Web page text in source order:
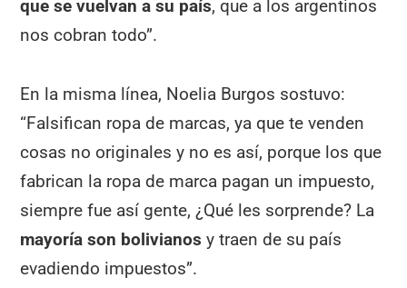
que se vuelvan a su país, que a los argentinos
nos cobran todo”.
En la misma línea, Noelia Burgos sostuvo:
“Falsifican ropa de marcas, ya que te venden
cosas no originales y no es así, porque los que
fabrican la ropa de marca pagan un impuesto,
siempre fue así gente, ¿Qué les sorprende? La
mayoría son bolivianos y traen de su país
evadiendo impuestos”.